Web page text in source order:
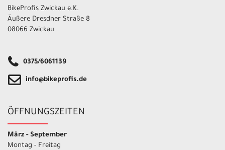
BikeProfis Zwickau e.K.
Äußere Dresdner Straße 8
08066 Zwickau
0375/6061139
info@bikeprofis.de
ÖFFNUNGSZEITEN
März - September
Montag - Freitag